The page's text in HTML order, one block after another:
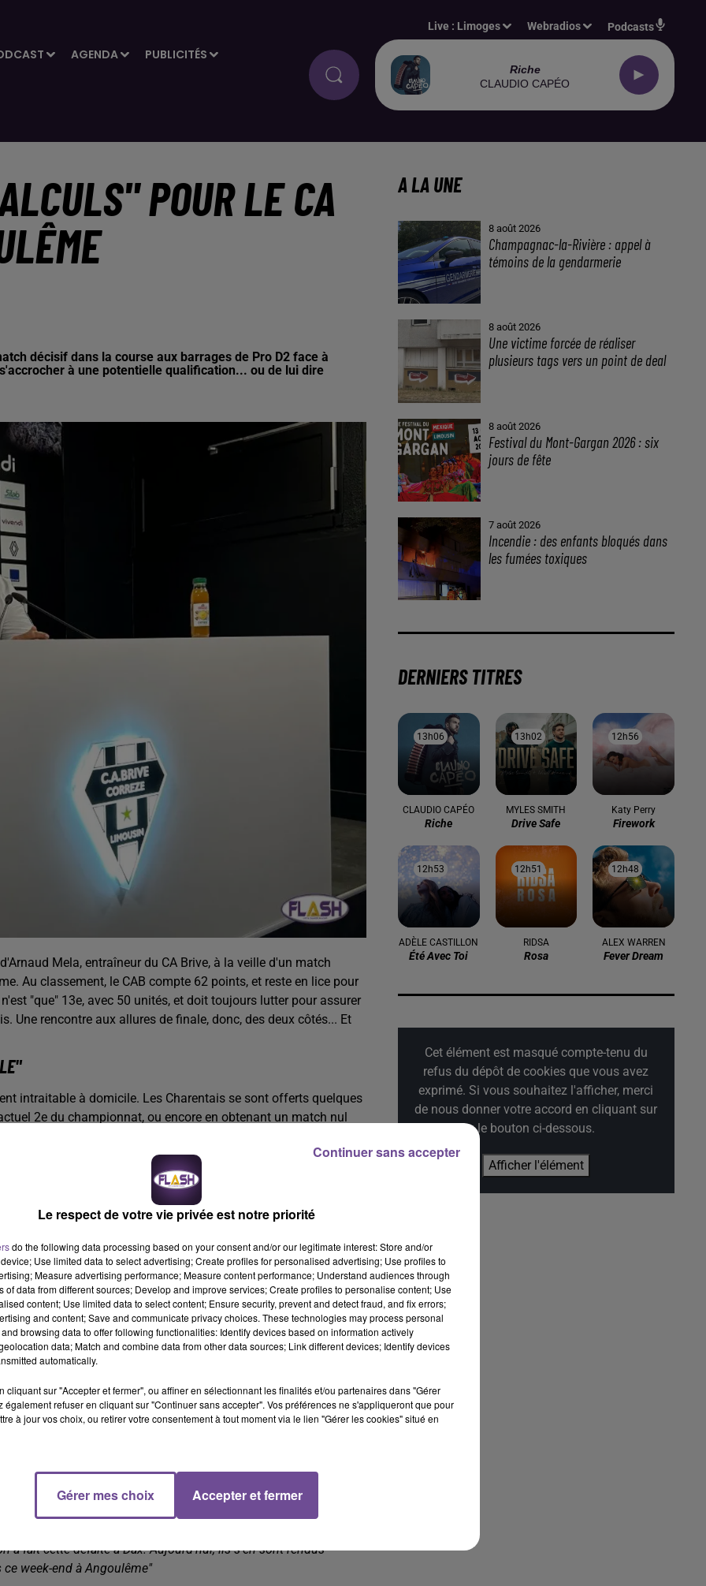
AGENDA PUBLICITÉS
Live : Limoges Webradios Podcasts
Riche
CLAUDIO CAPÉO
POUR LE CA
décisif dans la course aux barrages de Pro D2 face à
à une potentielle qualification... ou de lui dire
Mela, entraîneur du CA Brive, à la veille d'un match
Au classement, le CAB compte 62 points, et reste en lice pour
"que" 13e, avec 50 unités, et doit toujours lutter pour assurer
rencontre aux allures de finale, donc, des deux côtés... Et
intraitable à domicile. Les Charentais se sont offerts quelques
2e du championnat, ou encore en obtenant un match nul
convient. On est prévenus, on sait que ça va être un match très
on est focus"
, analyse l'entraîneur du CAB.
qualification en barrages de Pro D2. Mais pour cela, il
savoir Grenbole, Dax, Nevers ou encore Colomiers."À notre
Les résultats des autres, on ne va pas s'en soucier. Il
tout le monde le sait. Mais je peux vous garantir qu'Angoulême
(35-23), après avoir été réduits à 12 contre 15 pendant
qui semble leur manquer depuis le début de la saison pour
peu le souci qu'on a eu. On a pas réussi à enchaîner et faire une
le week-end dernier contre Colomiers", lance avec optimisme le
ce malgré le classement de l'adversaire et l'écart de points au
bonne. La clé du match, c'est la conservation de balle, une
et discipline", explique Arnaud Mela.
de pourquoi on a fait ce résultat à Mont-de-Marsan (nul
a fait cette défaite à Dax. Aujourd'hui, ils s'en sont rendus
week-end à Angoulême"
A LA UNE
8 août 2026
Champagnac-la-Rivière : appel à
témoins de la gendarmerie
8 août 2026
Une victime forcée de réaliser
plusieurs tags vers un point de deal
8 août 2026
Festival du Mont-Gargan 2026 : six
jours de fête
7 août 2026
Incendie : des enfants bloqués dans
les fumées toxiques
DERNIERS TITRES
13h06
13h06
CLAUDIO CAPÉO
Riche
13h02
13h02
MYLES SMITH
Drive Safe
12h56
12h56
Katy Perry
Firework
12h53
12h53
ADÈLE CASTILLON
Été Avec Toi
12h51
12h51
RIDSA
Rosa
12h48
12h48
ALEX WARREN
Fever Dream
Cet élément est masqué compte-tenu du
refus du dépôt de cookies que vous avez
exprimé. Si vous souhaitez l'afficher, merci
de nous donner votre accord en cliquant sur
le bouton ci-dessous.
Afficher l'élément
Le respect de votre vie privée est notre priorité
do the following data processing based on your consent and/or our legitimate interest: Store and/or
Use limited data to select advertising; Create profiles for personalised advertising; Use profiles to
Measure advertising performance; Measure content performance; Understand audiences through
of data from different sources; Develop and improve services; Create profiles to personalise content; Use
content; Use limited data to select content; Ensure security, prevent and detect fraud, and fix errors;
and content; Save and communicate privacy choices. These technologies may process personal
browsing data to offer following functionalities: Identify devices based on information actively
data; Match and combine data from other data sources; Link different devices; Identify devices
automatically.
cliquant sur "Accepter et fermer", ou affiner en sélectionnant les finalités et/ou partenaires dans "Gérer
également refuser en cliquant sur "Continuer sans accepter". Vos préférences ne s'appliqueront que pour
à jour vos choix, ou retirer votre consentement à tout moment via le lien "Gérer les cookies" situé en
Gérer mes choix Accepter et fermer
Continuer sans accepter